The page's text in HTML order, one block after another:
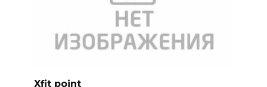
Xfit point